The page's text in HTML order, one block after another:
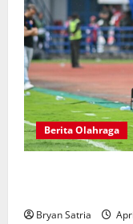
Berita Olahraga
Bryan Satria